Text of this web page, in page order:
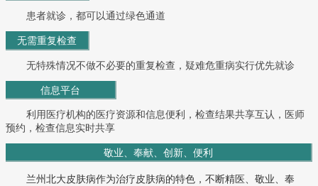
患者就诊，都可以通过绿色通道
无需重复检查
无特殊情况不做不必要的重复检查，疑难危重病实行优先就诊
信息平台
利用医疗机构的医疗资源和信息便利，检查结果共享互认，医师
预约，检查信息实时共享
敬业、奉献、创新、便利
兰州北大皮肤病作为治疗皮肤病的特色，不断精医、敬业、奉